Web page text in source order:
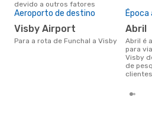
devido a outros fatores
Aeroporto de destino
Visby Airport
Para a rota de Funchal a Visby
Época
abril
abril é a altura mais concorrida
para
Visby
de
clientes